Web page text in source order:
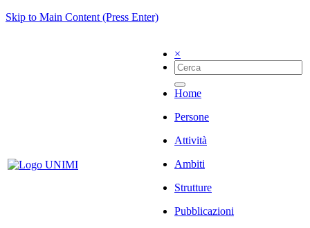
Skip to Main Content (Press Enter)
×
Home
Persone
Attività
Ambiti
Strutture
Pubblicazioni